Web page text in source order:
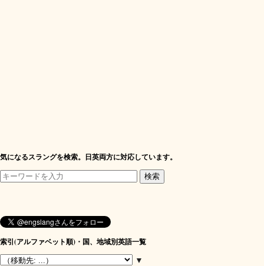
気になるスラングを検索。日英両方に対応しています。
索引(アルファベット順)・国、地域別英語一覧
▼